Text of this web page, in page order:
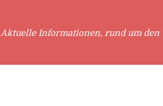
Aktuelle Informationen, rund um den